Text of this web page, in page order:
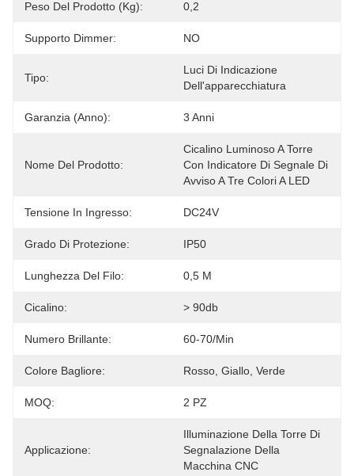
Peso Del Prodotto (kg): 0,2
Supporto Dimmer: NO
Tipo:
Luci Di Indicazione
Dell'apparecchiatura
Garanzia (anno): 3 Anni
Nome Del Prodotto:
Cicalino Luminoso A Torre
Con Indicatore Di Segnale Di
Avviso A Tre Colori A LED
Tensione In Ingresso: DC24V
Grado Di Protezione: IP50
Lunghezza Del Filo: 0,5 M
Cicalino: > 90db
Numero Brillante: 60-70/min
Colore Bagliore: Rosso, Giallo, Verde
MOQ: 2 PZ
Applicazione:
Illuminazione Della Torre Di
Segnalazione Della
Macchina CNC